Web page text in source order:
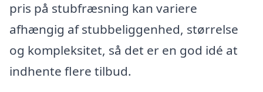
pris på stubfræsning kan variere
afhængig af stubbeliggenhed, størrelse
og kompleksitet, så det er en god idé at
indhente flere tilbud.